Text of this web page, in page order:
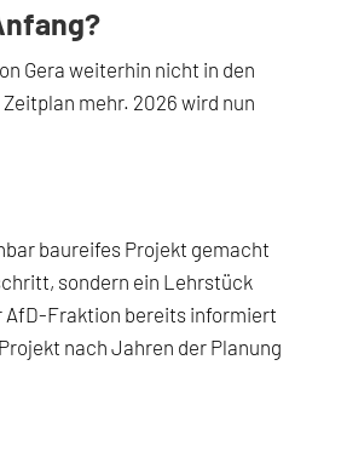
Gera weiterhin nicht in den
mehr. 2026 wird nun
baureifes Projekt gemacht
sondern ein Lehrstück
AfD-Fraktion bereits informiert
nach Jahren der Planung